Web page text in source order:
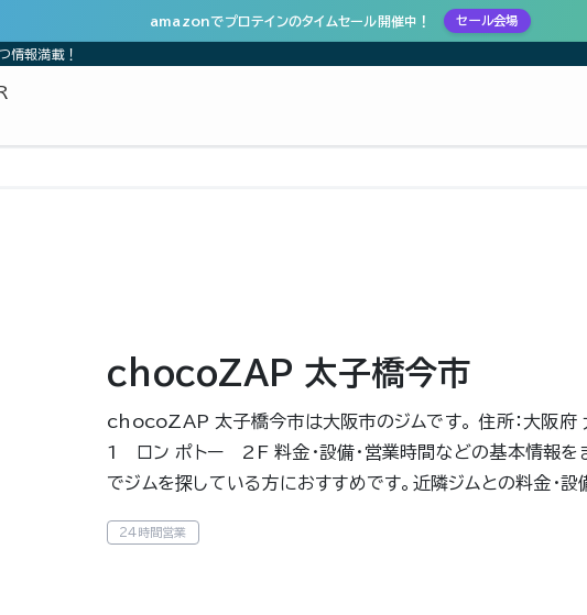
amazonでプロテインのタイムセール開催中！ セール会場
情報満載！
chocoZAP 太子橋今市
chocoZAP 太子橋今市は大阪市のジムです。 住所：大阪
1 ロン ポトー 2F 料金・設備・営業時間などの基本情報を
でジムを探している方におすすめです。近隣ジムとの料金・設
24時間営業